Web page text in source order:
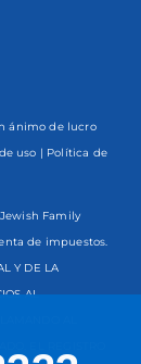
ánimo de lucro
uso | Política de
Family
de impuestos.
Y DE LA
AL